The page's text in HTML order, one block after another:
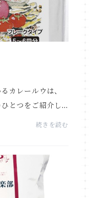
カレールウは、
とつをご紹介し
ールウ 甘口小麦
続きを読む